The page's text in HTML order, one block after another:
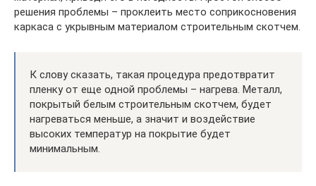
решения проблемы – проклеить место соприкосновения
каркаса с укрывным материалом строительным скотчем.
К слову сказать, такая процедура предотвратит
пленку от еще одной проблемы – нагрева. Металл,
покрытый белым строительным скотчем, будет
нагреваться меньше, а значит и воздействие
высоких температур на покрытие будет
минимальным.